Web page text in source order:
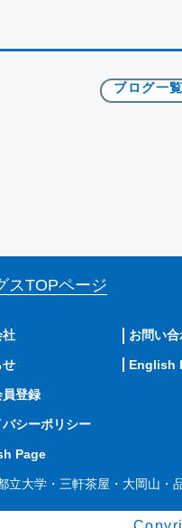
ブログ一
スTOPページ
社
せ
員登録
バシーポリシー
Page
お問い
English
立大学・三軒茶屋・大岡山